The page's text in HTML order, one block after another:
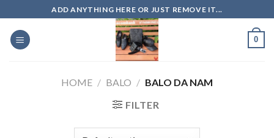
to
content
ADD ANYTHING HERE OR JUST REMOVE IT...
0
HOME / BALO / BALO DA NAM
FILTER